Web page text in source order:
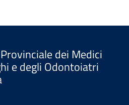
dei Medici
e degli Odontoiatri